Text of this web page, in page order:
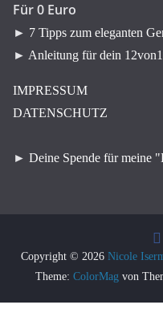
Für 0 Euro
► 7 Tipps zum eleganten
► Anleitung für dein
IMPRESSUM
DATENSCHUTZ
► Deine Spende für meine
Copyright © 2026 Nicole
Theme: ColorMag von